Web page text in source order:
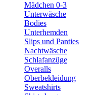
Mädchen 0-3
Unterwäsche
Bodies
Unterhemden
Slips und Panties
Nachtwäsche
Schlafanzüge
Overalls
Oberbekleidung
Sweatshirts